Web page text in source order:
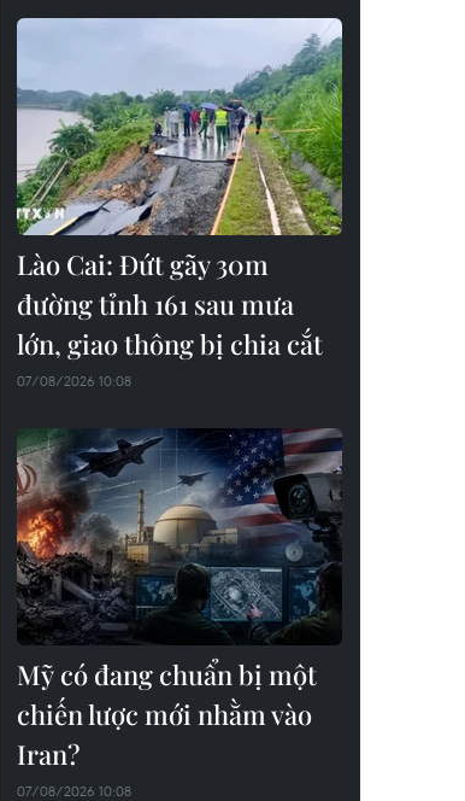
Lào Cai: Đứt gãy 30m
đường tỉnh 161 sau mưa
lớn, giao thông bị chia cắt
07/08/2026 10:08
Mỹ có đang chuẩn bị một
chiến lược mới nhằm vào
Iran?
07/08/2026 10:08